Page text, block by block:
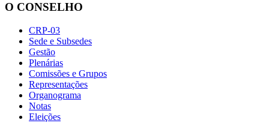
O CONSELHO
CRP-03
Sede e Subsedes
Gestão
Plenárias
Comissões e Grupos
Representações
Organograma
Notas
Eleições